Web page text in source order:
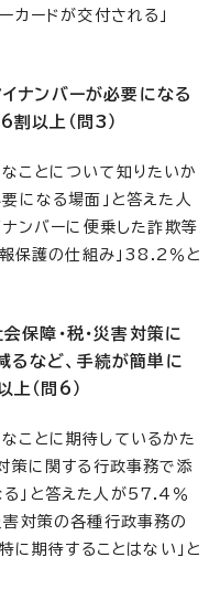
カードが交付される」
イナンバーが必要になる
割以上（問3）
ことについて知りたいか
になる場面」と答えた人
ンバーに便乗した詐欺等
保護の仕組み」38.2％と
保障・税・災害対策に
るなど、手続が簡単に
（問6）
ことに期待しているかた
対策に関する行政事務で添
る」と答えた人が57.4％
害対策の各種行政事務の
に期待することはない」と